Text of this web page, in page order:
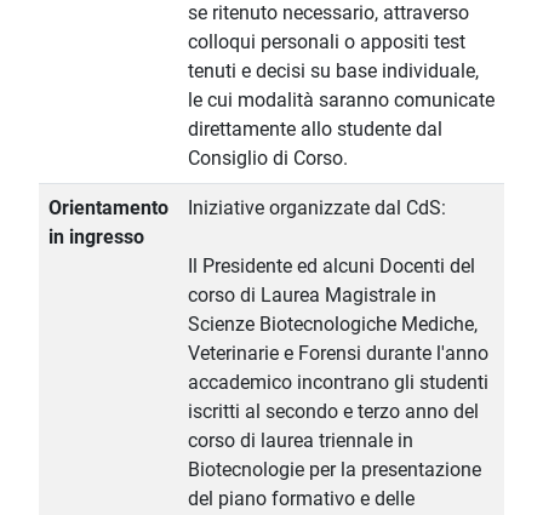
se ritenuto necessario, attraverso
colloqui personali o appositi test
tenuti e decisi su base individuale,
le cui modalità saranno comunicate
direttamente allo studente dal
Consiglio di Corso.
Orientamento
in ingresso
Iniziative organizzate dal CdS:
Il Presidente ed alcuni Docenti del
corso di Laurea Magistrale in
Scienze Biotecnologiche Mediche,
Veterinarie e Forensi durante l'anno
accademico incontrano gli studenti
iscritti al secondo e terzo anno del
corso di laurea triennale in
Biotecnologie per la presentazione
del piano formativo e delle